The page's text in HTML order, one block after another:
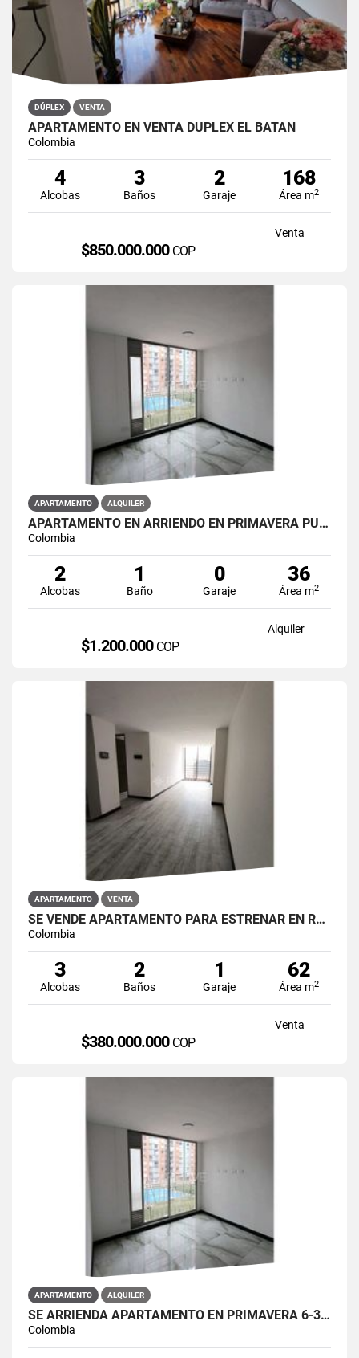
DÚPLEX VENTA
APARTAMENTO EN VENTA DÚPLEX EL BATÁN
Colombia
4
Alcobas
3
Baños
2
Garaje
168
Área m2
Venta
$850.000.000 COP
APARTAMENTO ALQUILER
APARTAMENTO EN ARRIENDO EN PRIMAVERA PUENTE ARANDA PRIMAVERA 6-39 ET 2
Colombia
2
Alcobas
1
Baño
0
Garaje
36
Área m2
Alquiler
$1.200.000 COP
APARTAMENTO VENTA
SE VENDE APARTAMENTO PARA ESTRENAR EN RESTREPO ANTONIO NARIÑO
Colombia
3
Alcobas
2
Baños
1
Garaje
62
Área m2
Venta
$380.000.000 COP
APARTAMENTO ALQUILER
SE ARRIENDA APARTAMENTO EN PRIMAVERA 6-39 ET 2 PISO 3 PARS ESTRENAR
Colombia